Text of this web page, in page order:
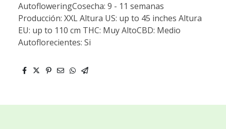
AutofloweringCosecha: 9 - 11 semanas
Producción: XXL Altura US: up to 45 inches Altura
EU: up to 110 cm THC: Muy AltoCBD: Medio
Autoflorecientes: Si